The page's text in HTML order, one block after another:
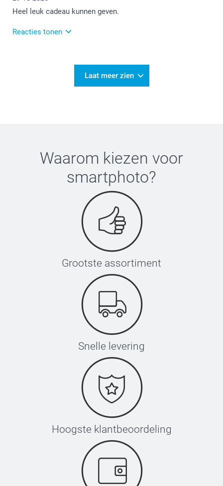
Heel leuk cadeau kunnen geven.
Reacties tonen
Bedankt voor je review. Wat leuk om te horen dat je
Laat meer zien
Waarom kiezen voor
smartphoto?
Grootste assortiment
Snelle levering
Hoogste klantbeoordeling